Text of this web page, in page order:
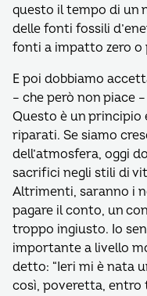
questo il tempo di un
delle fonti fossili
fonti a impatto zero o
E poi dobbiamo
– che però non piace
Questo è un principio
riparati. Se siamo
dell’atmosfera, oggi
sacrifici negli stili di
Altrimenti, saranno i
pagare il conto, un
troppo ingiusto. Io
importante a livello
detto: “Ieri mi è nata
così, poveretta, entro